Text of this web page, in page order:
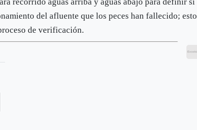
del afluente que los peces han fallecido;
de verificación.